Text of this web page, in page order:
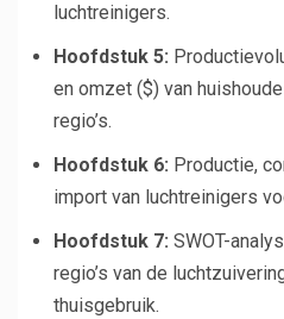
luchtreinigers.
Hoofdstuk 5:
en omzet ($) van
regio’s.
Hoofdstuk 6: Productie,
import van luchtreinigers
Hoofdstuk 7: SWOT-
regio’s van de
thuisgebruik.